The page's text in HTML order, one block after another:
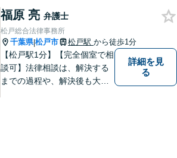
提案。解決まで弁護士がしっ
かりサポートします！【バリ
アフリー】
福原 亮 弁護士
松戸総合法律事務所
千葉県|松戸市 松戸駅 から徒歩1分
【松戸駅1分】【完全個室で相
談可】法律相談は、解決する
までの過程や、解決後も大切
詳細を見
る